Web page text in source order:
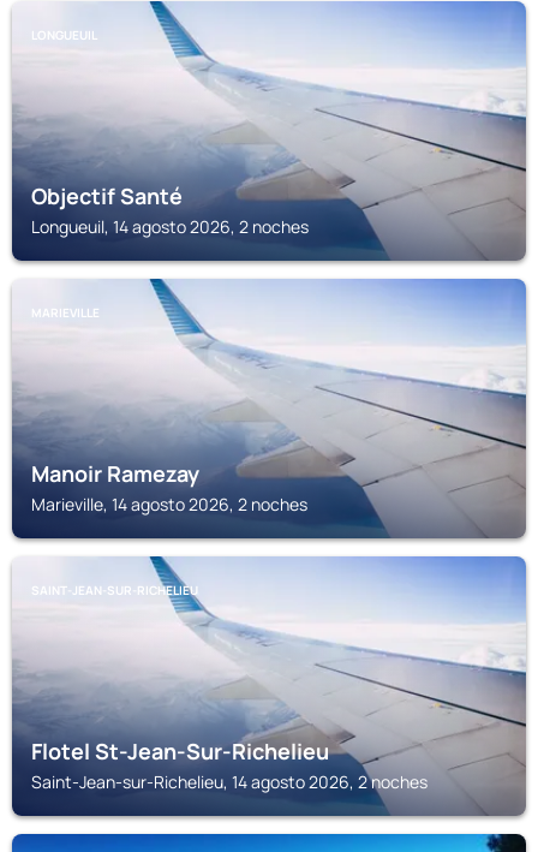
LONGUEUIL
Objectif Santé
Longueuil, 14 agosto 2026, 2 noches
MARIEVILLE
Manoir Ramezay
Marieville, 14 agosto 2026, 2 noches
SAINT-JEAN-SUR-RICHELIEU
Flotel St-Jean-Sur-Richelieu
Saint-Jean-sur-Richelieu, 14 agosto 2026, 2 noches